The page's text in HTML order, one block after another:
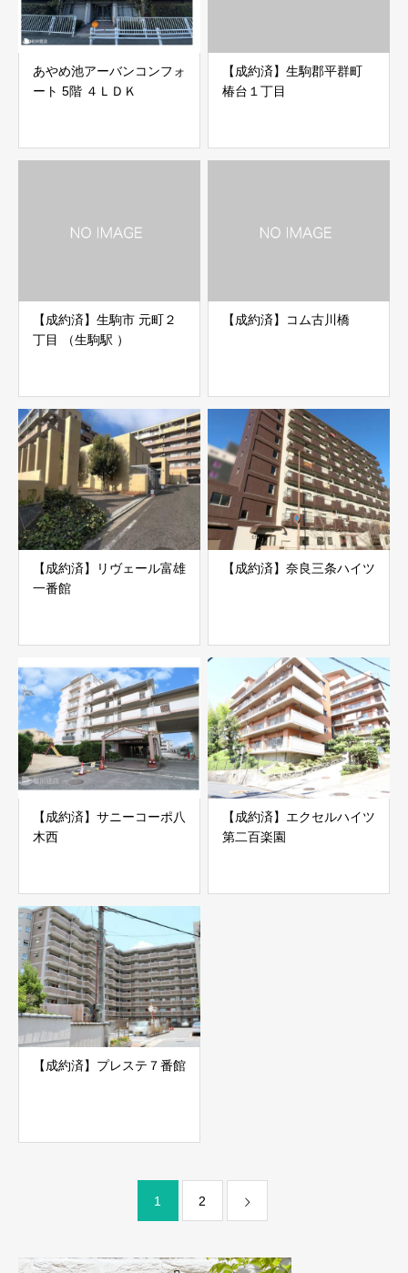
あやめ池アーバンコンフォ
ート 5階 ４ＬＤＫ
【成約済】生駒郡平群町
椿台１丁目
【成約済】生駒市 元町２
丁目 （生駒駅 ）
【成約済】コム古川橋
【成約済】リヴェール富雄
一番館
【成約済】奈良三条ハイツ
【成約済】サニーコーポ八
木西
【成約済】エクセルハイツ
第二百楽園
【成約済】プレステ７番館
1 2